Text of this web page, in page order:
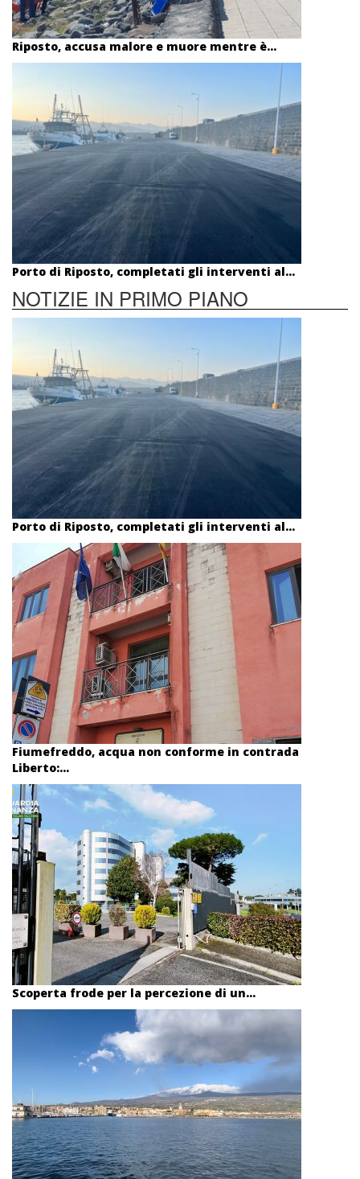
Riposto, accusa malore e muore mentre è...
Porto di Riposto, completati gli interventi al...
NOTIZIE IN PRIMO PIANO
Porto di Riposto, completati gli interventi al...
Fiumefreddo, acqua non conforme in contrada
Liberto:...
Scoperta frode per la percezione di un...